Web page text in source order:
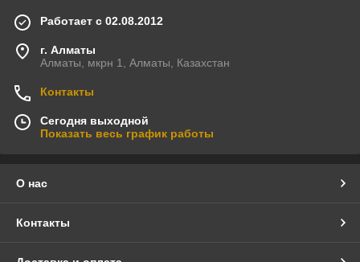
Работает с 02.08.2012
г. Алматы
Алматы, мкрн 1, Алматы, Казахстан
Контакты
Сегодня выходной
Показать весь график работы
О нас
Контакты